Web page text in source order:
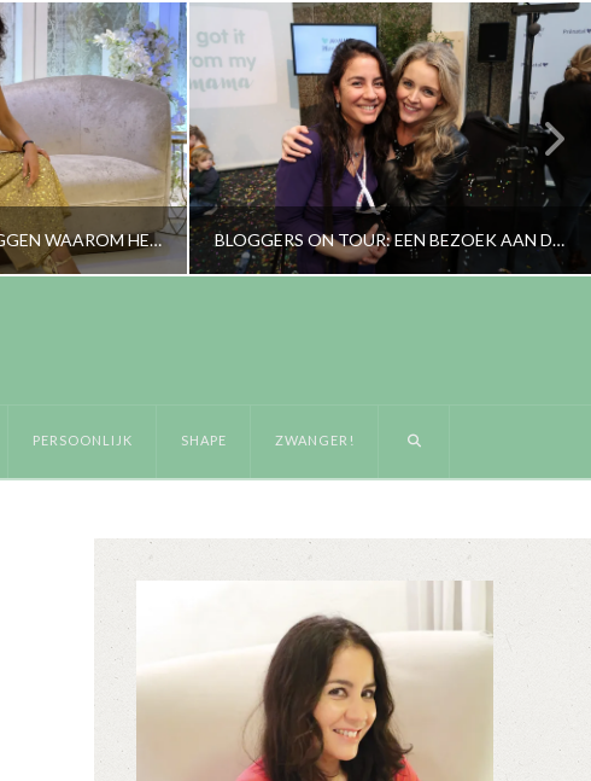
KUN JE MIJ EENS UITLEGGEN WAAROM HET ZO BIJZONDER IS OM EEN VEERTIGPLUS MOEDER TE ZIJN? BLOGGERS ON TOUR: EEN BEZOEK AAN DE NEGENMAANDENBEURS 2017
PERSOONLIJK SHAPE ZWANGER!